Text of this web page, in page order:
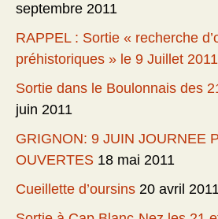
septembre 2011
RAPPEL : Sortie « recherche
préhistoriques » le 9 Juillet 2011
Sortie dans le Boulonnais des
juin 2011
GRIGNON: 9 JUIN JOURNEE
OUVERTES 18 mai 2011
Cueillette d’oursins 20 avril